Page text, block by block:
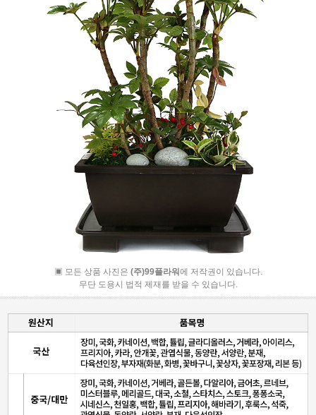
▣ 모든 상품 사진은 (주)99플라워에 저작권이 있습니다.
무단 도용시 법적 제재를 받을 수 있습니다.